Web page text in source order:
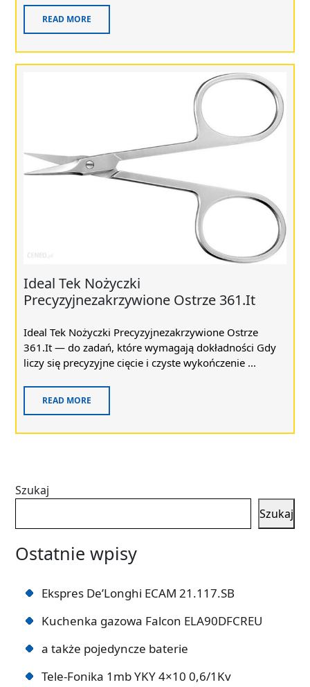
READ MORE
Ideal Tek Nożyczki
Precyzyjnezakrzywione Ostrze 361.It
Ideal Tek Nożyczki Precyzyjnezakrzywione Ostrze
361.It — do zadań, które wymagają dokładności Gdy
liczy się precyzyjne cięcie i czyste wykończenie ...
READ MORE
Szukaj
Szukaj
Ostatnie wpisy
Ekspres De’Longhi ECAM 21.117.SB
Kuchenka gazowa Falcon ELA90DFCREU
a także pojedyncze baterie
Tele-Fonika 1mb YKY 4×10 0,6/1Kv